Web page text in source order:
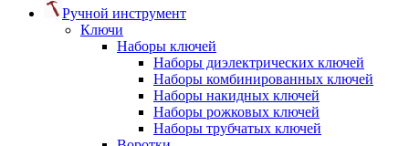
Ручной инструмент
Ключи
Наборы ключей
Наборы диэлектрических ключей
Наборы комбинированных ключей
Наборы накидных ключей
Наборы рожковых ключей
Наборы трубчатых ключей